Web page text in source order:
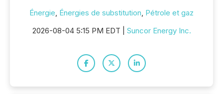
Énergie, Énergies de substitution, Pétrole et gaz
2026-08-04 5:15 PM EDT | Suncor Energy Inc.